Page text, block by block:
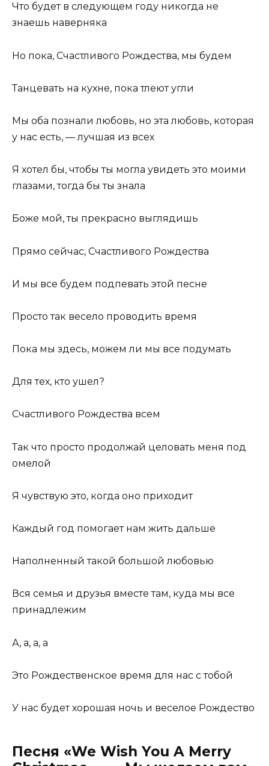
Что будет в следующем году никогда не
знаешь наверняка
Но пока, Счастливого Рождества, мы будем
Танцевать на кухне, пока тлеют угли
Мы оба познали любовь, но эта любовь, которая
у нас есть, — лучшая из всех
Я хотел бы, чтобы ты могла увидеть это моими
глазами, тогда бы ты знала
Боже мой, ты прекрасно выглядишь
Прямо сейчас, Счастливого Рождества
И мы все будем подпевать этой песне
Просто так весело проводить время
Пока мы здесь, можем ли мы все подумать
Для тех, кто ушел?
Счастливого Рождества всем
Так что просто продолжай целовать меня под
омелой
Я чувствую это, когда оно приходит
Каждый год помогает нам жить дальше
Наполненный такой большой любовью
Вся семья и друзья вместе там, куда мы все
принадлежим
А, а, а, а
Это Рождественское время для нас с тобой
У нас будет хорошая ночь и веселое Рождество
Песня «We Wish You A Merry